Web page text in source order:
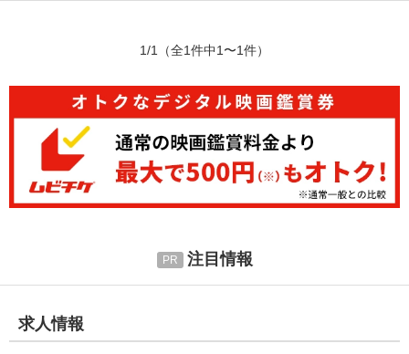
1/1 （全1件中1〜1件）
注目情報
求人情報